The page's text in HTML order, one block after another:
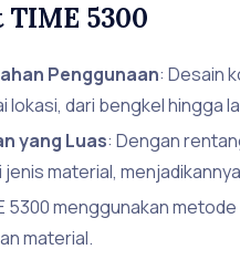
5300
Penggunaan: Desain
lokasi, dari bengkel hingga
yang Luas: Dengan
material,
5300 menggunakan
material.